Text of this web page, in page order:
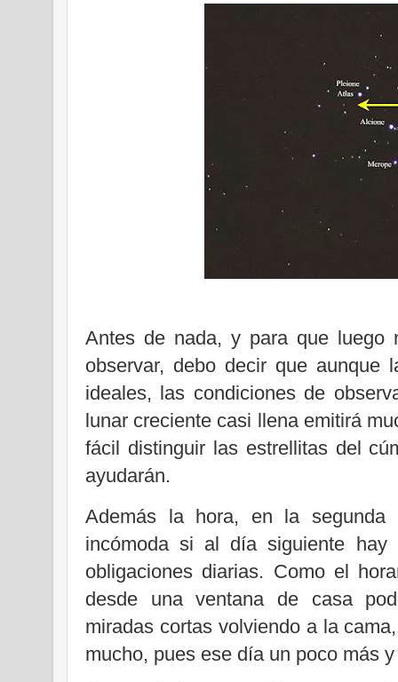
Antes de nada, y para que luego
observar, debo decir que aunque
ideales, las condiciones de
lunar creciente casi llena emitirá
fácil distinguir las estrellitas del
ayudarán.
Además la hora, en la
incómoda si al día siguiente hay
obligaciones diarias. Como el
desde una ventana de casa
miradas cortas volviendo a la
mucho, pues ese día un poco más